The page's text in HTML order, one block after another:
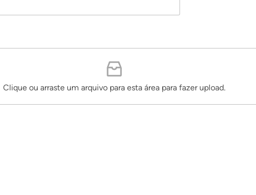
Clique ou arraste um arquivo para esta área para fazer upload.